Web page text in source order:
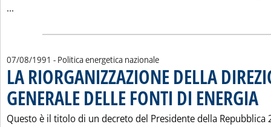
...
07/08/1991 - Politica energetica nazionale
LA RIORGANIZZAZIONE DELLA
GENERALE DELLE FONTI DI ENERGIA
Questo è il titolo di un decreto del Presidente della Repubblica